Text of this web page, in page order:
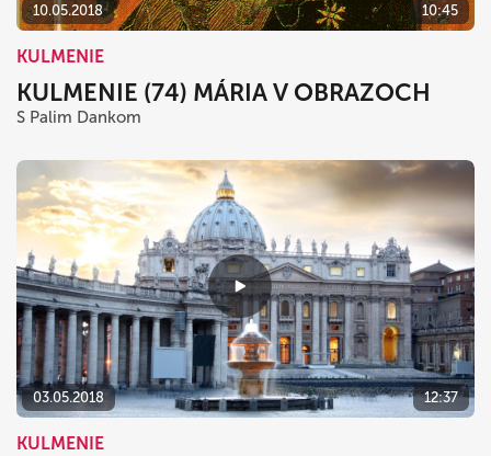
10.05.2018 10:45
KULMENIE
KULMENIE (74) MÁRIA V OBRAZOCH
S Palim Dankom
03.05.2018 12:37
KULMENIE